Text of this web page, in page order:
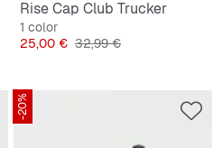
Rise Cap Club Trucker
1 color
Precio
25,00 € Precio original
32,99 €
-20%